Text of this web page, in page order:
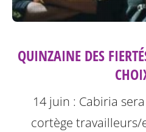
QUINZAINE DES
14 juin : Cabiria
cortège travailleurs/